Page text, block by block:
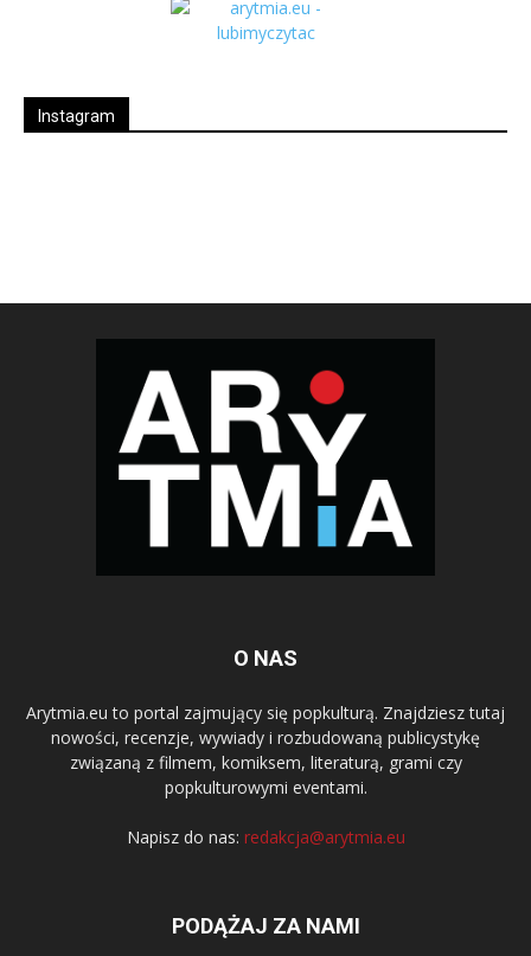
Instagram
O NAS
Arytmia.eu to portal zajmujący się popkulturą. Znajdziesz tutaj
nowości, recenzje, wywiady i rozbudowaną publicystykę
związaną z filmem, komiksem, literaturą, grami czy
popkulturowymi eventami.
Napisz do nas: redakcja@arytmia.eu
PODĄŻAJ ZA NAMI